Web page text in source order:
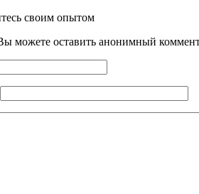
своим опытом
можете оставить анонимный